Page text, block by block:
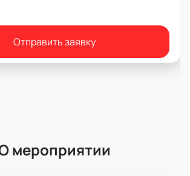
Отправить заявку
мероприятии